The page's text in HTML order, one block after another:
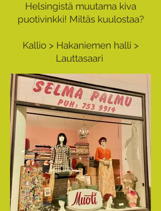
Helsingistä muutama kiva
puotivinkki! Miltäs kuulostaa?
Kallio > Hakaniemen halli >
Lauttasaari